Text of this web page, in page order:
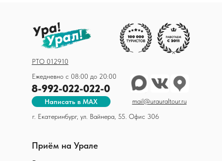
г. Екатеринбург, ул. Вайнера, 55. Офис 306
Ежедневно с 08:00 до 20:00
8-992-022-022-0
РТО 012910
Приём на Урале
mail@urauraltour.ru
Написать в MAX